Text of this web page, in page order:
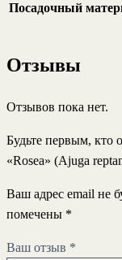
Посадочный
Отзывы
Отзывов пока нет.
Будьте первым, кто
«Rosea» (Ajuga
Ваш адрес email не
помечены *
Ваш отзыв *